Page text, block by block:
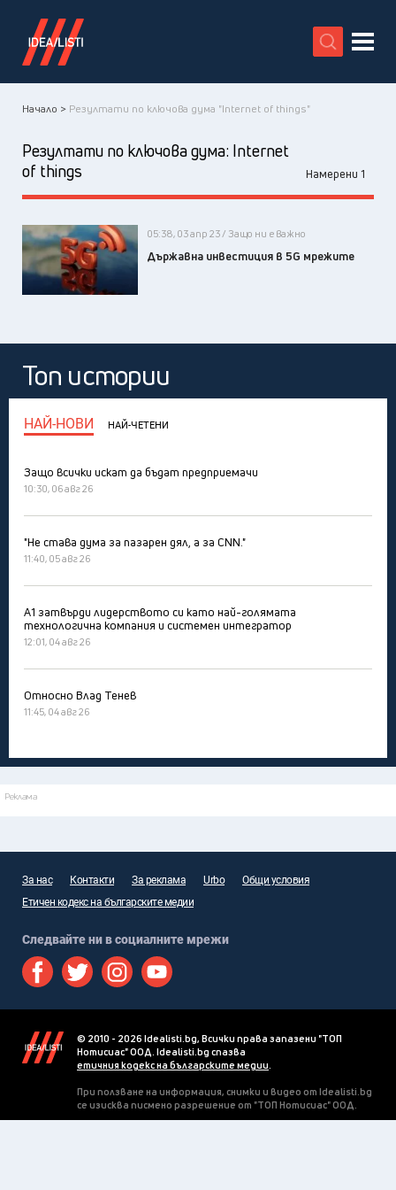
X
Начало > Резултати по ключова дума "Internet of things"
Резултати по ключова дума: Internet
of things
Намерени 1
05:38, 03 апр 23 / Защо ни е важно
Държавна инвестиция в 5G мрежите
Топ истории
НАЙ-НОВИ НАЙ-ЧЕТЕНИ
Защо всички искат да бъдат предприемачи
10:30, 06 авг 26
"Не става дума за пазарен дял, а за CNN."
11:40, 05 авг 26
А1 затвърди лидерството си като най-голямата
технологична компания и системен интегратор
12:01, 04 авг 26
Относно Влад Тенев
11:45, 04 авг 26
Реклама
За нас Контакти За реклама Urbo
Общи условия
Етичен кодекс на българските медии
Следвайте ни в социалните мрежи
© 2010 - 2026 Idealisti.bg, Всички права запазени "ТОП
Нотисиас" ООД. Idealisti.bg спазва
етичния кодекс на българските медии.
При ползване на информация, снимки и видео от Idealisti.bg
се изисква писмено разрешение от "ТОП Нотисиас" ООД.